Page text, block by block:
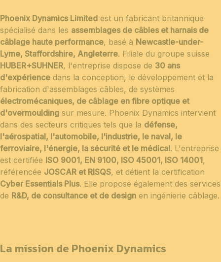
Phoenix Dynamics Limited est un fabricant britannique
spécialisé dans les assemblages de câbles et harnais de
câblage haute performance, basé à Newcastle-under-
Lyme, Staffordshire, Angleterre. Filiale du groupe suisse
HUBER+SUHNER, l'entreprise dispose de 30 ans
d'expérience dans la conception, le développement et la
fabrication d'assemblages câbles, de systèmes
électromécaniques, de câblage en fibre optique et
d'overmoulding sur mesure. Phoenix Dynamics intervient
dans des secteurs critiques tels que la défense,
l'aérospatial, l'automobile, l'industrie, le naval, le
ferroviaire, l'énergie, la sécurité et le médical. L'entreprise
est certifiée ISO 9001, EN 9100, ISO 45001, ISO 14001,
référencée JOSCAR et RISQS, et détient la certification
Cyber Essentials Plus. Elle propose également des services
de R&D, de consultance et de design en ingénierie câblage.
La mission de Phoenix Dynamics